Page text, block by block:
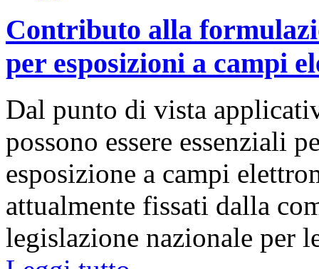
Contributo alla
per esposizioni a campi
Dal punto di vista
possono essere essenziali
esposizione a campi
attualmente fissati dalla
legislazione nazionale per